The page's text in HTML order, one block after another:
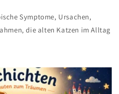
Symptome, Ursachen,
die alten Katzen im Alltag